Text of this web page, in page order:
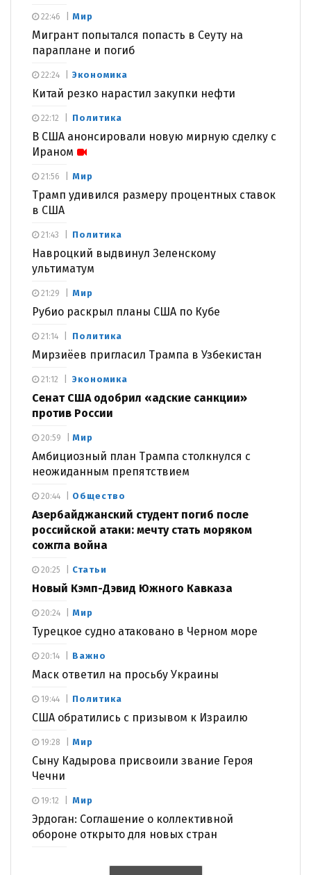
Мир
Мигрант попытался попасть в Сеуту на
параплане и погиб
22:46
Экономика
Китай резко нарастил закупки нефти
22:24
Политика
В США анонсировали новую мирную сделку с
Ираном
22:12
Мир
Трамп удивился размеру процентных ставок
в США
21:56
Политика
Навроцкий выдвинул Зеленскому
ультиматум
21:43
Мир
Рубио раскрыл планы США по Кубе
21:29
Политика
Мирзиёев пригласил Трампа в Узбекистан
21:14
Экономика
Сенат США одобрил «адские санкции»
против России
21:12
Мир
Амбициозный план Трампа столкнулся с
неожиданным препятствием
20:59
Общество
Азербайджанский студент погиб после
российской атаки: мечту стать моряком
сожгла война
20:44
Статьи
Новый Кэмп-Дэвид Южного Кавказа
20:25
Мир
Турецкое судно атаковано в Черном море
20:24
Важно
Маск ответил на просьбу Украины
20:14
Политика
США обратились с призывом к Израилю
19:44
Мир
Сыну Кадырова присвоили звание Героя
Чечни
19:28
Мир
Эрдоган: Соглашение о коллективной
обороне открыто для новых стран
19:12